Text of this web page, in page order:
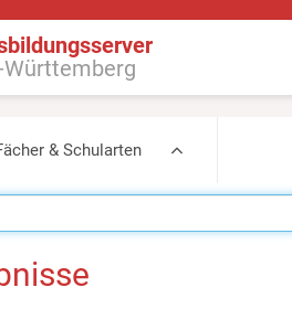
Württemberg
& Schularten